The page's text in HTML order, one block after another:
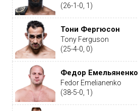
(26-1-0, 1)
Тони Фергюсон
Tony Ferguson
(25-4-0, 0)
Федор Емельяненко
Fedor Emelianenko
(38-5-0, 1)